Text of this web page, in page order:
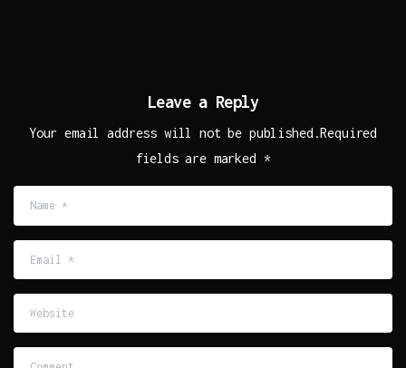
Leave a Reply
Your email address will not be published.Required
fields are marked *
*
Website